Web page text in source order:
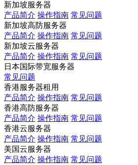
新加坡服务器
产品简介 操作指南 常见问题
新加坡高防服务器
产品简介 操作指南 常见问题
新加坡云服务器
产品简介 操作指南 常见问题
日本国际带宽服务器
常见问题
香港服务器租用
产品简介 操作指南 常见问题
香港高防服务器
产品简介 操作指南 常见问题
香港云服务器
产品简介 操作指南 常见问题
美国云服务器
产品简介 操作指南 常见问题